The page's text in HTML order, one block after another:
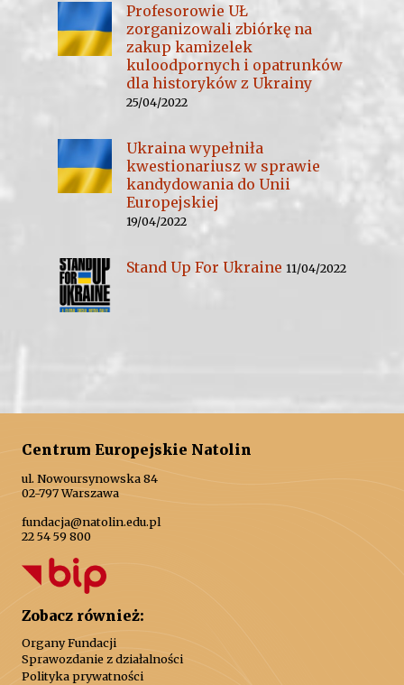
Profesorowie UŁ
zorganizowali zbiórkę na
zakup kamizelek
kuloodpornych i opatrunków
dla historyków z Ukrainy
25/04/2022
Ukraina wypełniła
kwestionariusz w sprawie
kandydowania do Unii
Europejskiej
19/04/2022
Stand Up For Ukraine 11/04/2022
Centrum Europejskie Natolin
ul. Nowoursynowska 84
02-797 Warszawa
fundacja@natolin.edu.pl
22 54 59 800
Zobacz również:
Organy Fundacji
Sprawozdanie z działalności
Polityka prywatności